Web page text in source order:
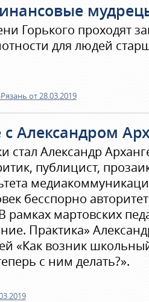
Горького проходят
для людей
от 28.03.2019
Александром
стал Александр
публицист,
бесспорно
мартовских
Практика»
«Как возник
с ним делать?».